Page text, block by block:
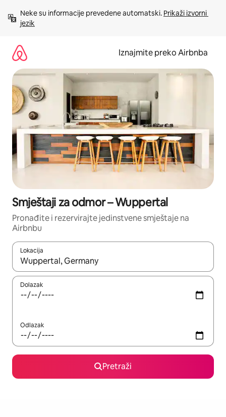
sadržaj
Neke su informacije prevedene automatski. Prikaži izvorni
jezik
Iznajmite preko Airbnba
Smještaji za odmor – Wuppertal
Pronađite i rezervirajte jedinstvene smještaje na
Airbnbu
Lokacija
Kada budu dostupni rezultati, moći ćete ih pregledati
Dolazak
Odlazak
Pretraži